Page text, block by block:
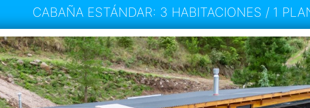
CABAÑA ESTÁNDAR: 3 HABITACIONES / 1